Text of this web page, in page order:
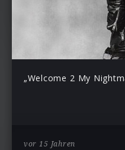
„Welcome 2 My
vor 15 Jahren